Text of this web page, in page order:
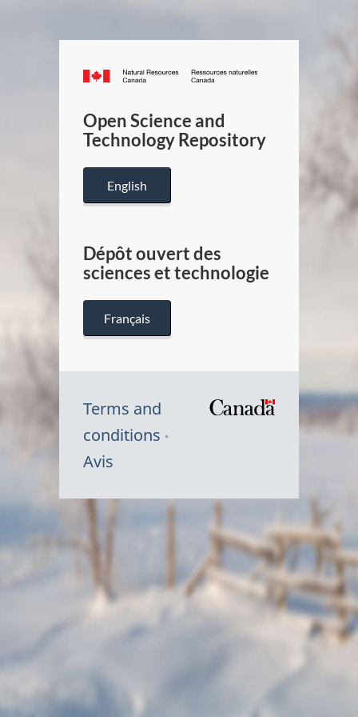
Canada.ca
/
Canada
Open Science and
Technology Repository
English
Dépôt ouvert des
sciences et technologie
Français
Terms and
conditions
Avis
Symbole
Canada